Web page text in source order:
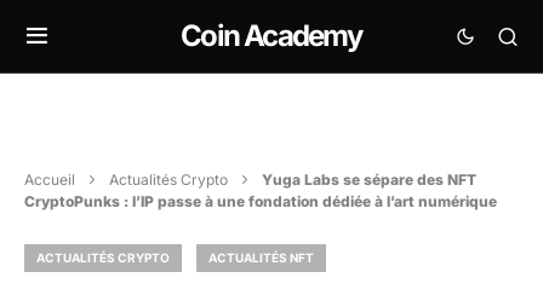
Coin Academy
Accueil Actualités Crypto
Yuga Labs se sépare des NFT
CryptoPunks : l’IP passe à une fondation dédiée à l’art numérique
ACTUALITÉS CRYPTO ACTUALITÉS NFT